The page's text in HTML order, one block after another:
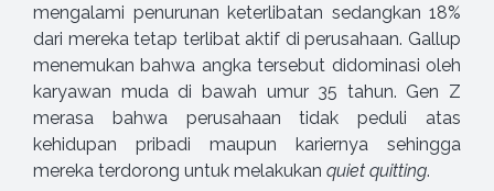
mengalami penurunan keterlibatan sedangkan 18%
dari mereka tetap terlibat aktif di perusahaan. Gallup
menemukan bahwa angka tersebut didominasi oleh
karyawan muda di bawah umur 35 tahun. Gen Z
merasa bahwa perusahaan tidak peduli atas
kehidupan pribadi maupun kariernya sehingga
mereka terdorong untuk melakukan quiet quitting.